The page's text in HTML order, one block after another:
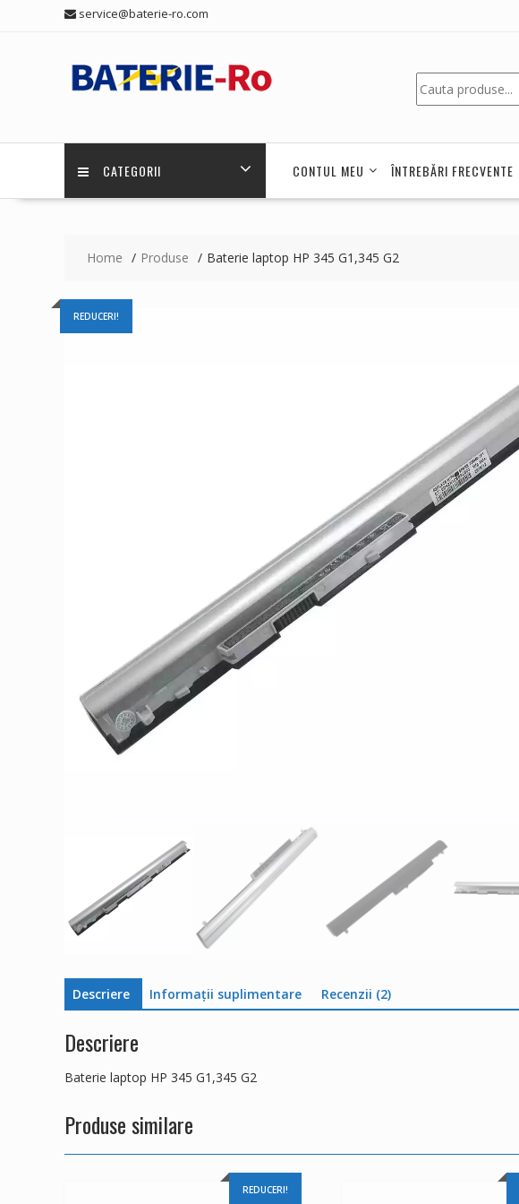
service@baterie-ro.com
Caută
CATEGORII CONTUL MEU ÎNTREBĂRI FRECVENTE
Home Produse Baterie laptop HP 345 G1,345 G2
REDUCERI!
Descriere Informații suplimentare Recenzii (2)
Descriere
Baterie laptop HP 345 G1,345 G2
Produse similare
REDUCERI!